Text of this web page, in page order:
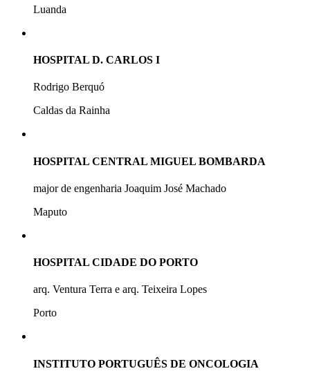
Luanda
HOSPITAL D. CARLOS I
Rodrigo Berquó
Caldas da Rainha
HOSPITAL CENTRAL MIGUEL BOMBARDA
major de engenharia Joaquim José Machado
Maputo
HOSPITAL CIDADE DO PORTO
arq. Ventura Terra e arq. Teixeira Lopes
Porto
INSTITUTO PORTUGUÊS DE ONCOLOGIA